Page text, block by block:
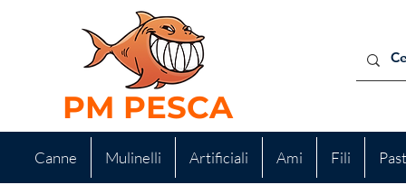
PM PESCA
Canne Mulinelli Artificiali Ami Fili